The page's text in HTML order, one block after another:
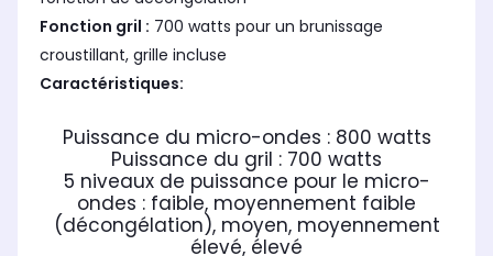
Fonction gril : 700 watts pour un brunissage
croustillant, grille incluse
Caractéristiques:
Puissance du micro-ondes : 800 watts
Puissance du gril : 700 watts
5 niveaux de puissance pour le micro-
ondes : faible, moyennement faible
(décongélation), moyen, moyennement
élevé, élevé